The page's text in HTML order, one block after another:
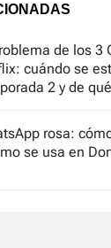
de los 3
cuándo se
2 y de
rosa:
se usa en